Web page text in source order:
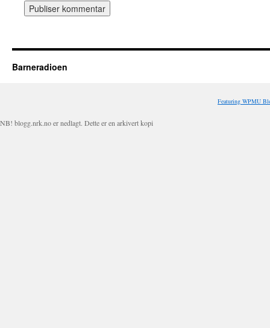
Barneradioen
Featuring WPMU
NB! blogg.nrk.no er nedlagt. Dette er en arkivert kopi